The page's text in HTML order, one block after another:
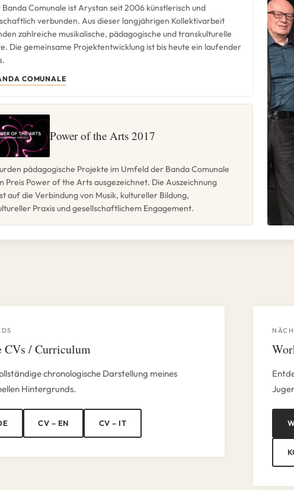
Comunale ist Arystan seit 2006 künstlerisch und
verbunden. Aus dieser langjährigen Kollektivarbeit
zahlreiche musikalische, pädagogische und transkulturelle
Die gemeinsame Projektentwicklung ist bis heute ein laufender
COMUNALE
Power of the Arts 2017
pädagogische Projekte im Umfeld der Banda Comunale
Preis Power of the Arts ausgezeichnet. Die Auszeichnung
auf die Verbindung von Musik, kultureller Bildung,
Praxis und gesellschaftlichem Engagement.
CVs / Curriculum
chronologische Darstellung meines
Hintergrunds.
CV – EN CV – IT